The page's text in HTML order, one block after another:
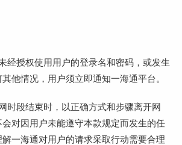
经授权使用用户的登录名和密码，或发生
他情况，用户须立即通知一海通平台。
时段结束时，以正确方式和步骤离开网
对因用户未能遵守本款规定而发生的任
一海通对用户的请求采取行动需要合理